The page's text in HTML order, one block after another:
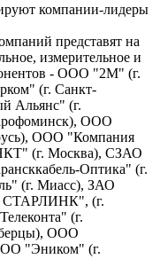
компании-лидеры
представят на
измерительное и
- ООО "2М" (г.
(г. Санкт-
Альянс" (г.
ООО
ООО "Компания
(г. Москва), СЗАО
Оптика" (г.
(г. Миасс), ЗАО
(г.
(г.
ООО
"Эником" (г.